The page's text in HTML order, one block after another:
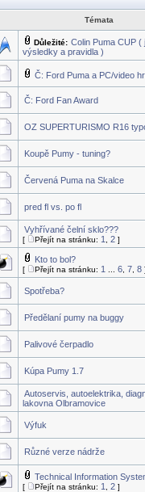
Témata
Důležité: Colin Puma CUP (
výsledky a pravidla )
Č: Ford Puma a PC/video
Č: Ford Fan Award
OZ SUPERTURISMO R16
Koupě Pumy - tuning?
Červená Puma na Skalce
pred fl vs. po fl
Vyhřívané čelní sklo???
[ Přejít na stránku: 1 2 ]
Kto to bol?
[ Přejít na stránku: 1 6 7 8
Spotřeba?
Předělaní pumy na buggy
Palivové čerpadlo
Kúpa Pumy 1.7
Autoservis, autoelektrika,
lakovna Olbramovice
Výfuk
Různé verze nádrže
Technical Information
[ Přejít na stránku: 1 2 ]